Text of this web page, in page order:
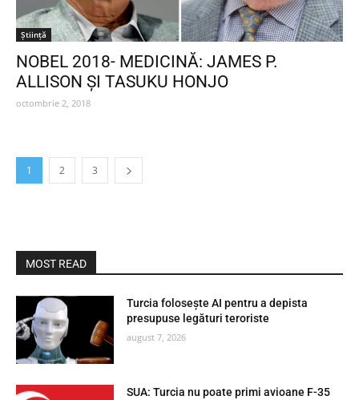
Ştiinţă
NOBEL 2018- MEDICINĂ: JAMES P.
ALLISON ŞI TASUKU HONJO
octombrie 2, 2018
1 2 3
MOST READ
Turcia folosește AI pentru a depista
presupuse legături teroriste
august 7, 2026
SUA: Turcia nu poate primi avioane F-35